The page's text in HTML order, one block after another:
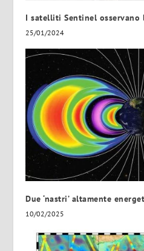
I satelliti Sentinel osservano
25/01/2024
Due ‘nastri’ altamente
10/02/2025